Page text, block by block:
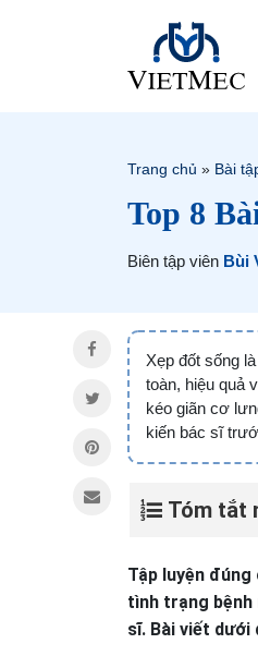
Trang chủ » Bài
Top 8
Biên tập viên Bùi
Xẹp đốt sống
toàn, hiệu quả
kéo giãn cơ
kiến bác sĩ
Tóm tắt
Tập luyện
tình trạng bệnh
sĩ. Bài viết